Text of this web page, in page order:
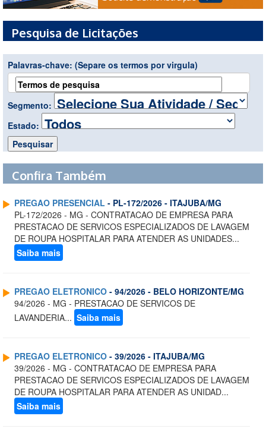
Pesquisa de Licitações
Palavras-chave: (Separe os termos por virgula)
Segmento:
Estado:
Confira Também
PREGAO PRESENCIAL - PL-172/2026 - ITAJUBA/MG
PL-172/2026 - MG - CONTRATACAO DE EMPRESA PARA
PRESTACAO DE SERVICOS ESPECIALIZADOS DE LAVAGEM
DE ROUPA HOSPITALAR PARA ATENDER AS UNIDADES...
Saiba mais
PREGAO ELETRONICO - 94/2026 - BELO HORIZONTE/MG
94/2026 - MG - PRESTACAO DE SERVICOS DE
LAVANDERIA... Saiba mais
PREGAO ELETRONICO - 39/2026 - ITAJUBA/MG
39/2026 - MG - CONTRATACAO DE EMPRESA PARA
PRESTACAO DE SERVICOS ESPECIALIZADOS DE LAVAGEM
DE ROUPA HOSPITALAR PARA ATENDER AS UNIDAD...
Saiba mais